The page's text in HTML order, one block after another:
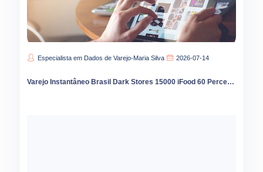
Especialista em Dados de Varejo-Maria Silva 2026-07-14
Varejo Instantâneo Brasil Dark Stores 15000 iFood 60 Percent Liderança Interior Cresce